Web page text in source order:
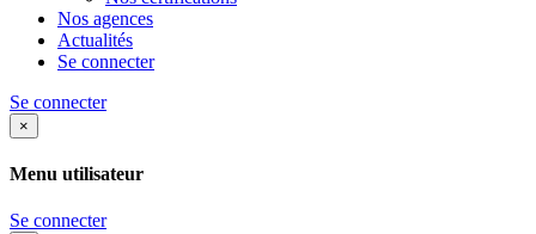
Nos agences
Actualités
Se connecter
Se connecter
×
Menu utilisateur
Se connecter